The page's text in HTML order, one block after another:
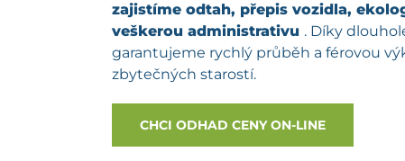
zajistíme odtah, přepis vozidla,
veškerou administrativu . Díky
garantujeme rychlý průběh a férovou
zbytečných starostí.
CHCI ODHAD CENY ON-LINE